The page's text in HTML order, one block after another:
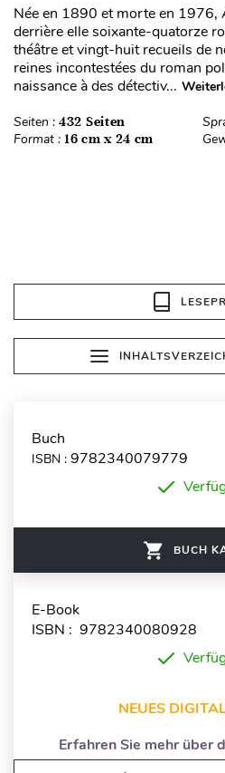
Née en 1890 et morte en 1976,
derrière elle soixante-quatorze
théâtre et vingt-huit recueils de
reines incontestées du roman
naissance à des détectiv...
Seiten : 432 Seiten
Format : 16 cm x 24 cm
Buch
ISBN : 9782340079779
BUCH
E-Book
ISBN : 9782340080928
NEUES
Erfahren Sie mehr über